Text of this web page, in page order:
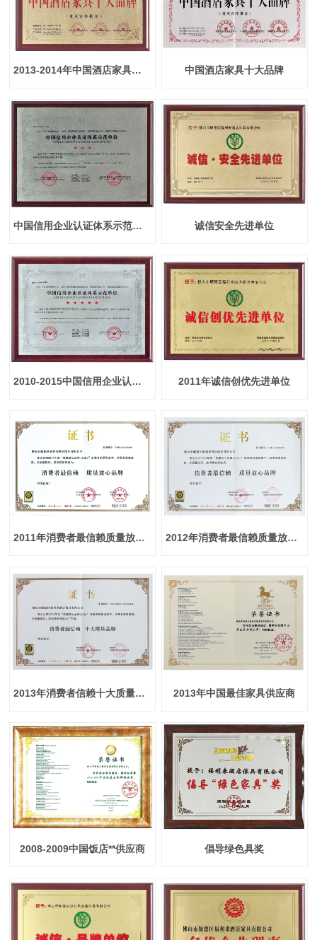
2013-2014年中国酒店家具十大品牌 中国酒店家具十大品牌
中国信用企业认证体系示范单位 诚信安全先进单位
2010-2015中国信用企业认证体系示范单位 2011年诚信创优先进单位
2011年消费者最信赖质量放心品牌 2012年消费者最信赖质量放心品牌
2013年消费者信赖十大质量品牌 2013年中国最佳家具供应商
2008-2009中国饭店**供应商 倡导绿色具奖